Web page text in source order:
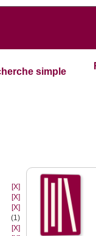
simple
[X]
[X]
[X]
(1)
[X]